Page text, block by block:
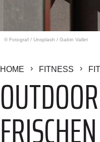
© Fotograf / Unsplash / Gabin Vallet
HOME FITNESS